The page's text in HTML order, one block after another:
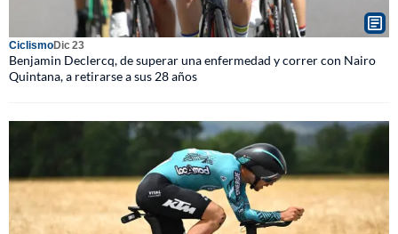
CiclismoDic 23
Benjamin Declercq, de superar una enfermedad y correr con Nairo
Quintana, a retirarse a sus 28 años